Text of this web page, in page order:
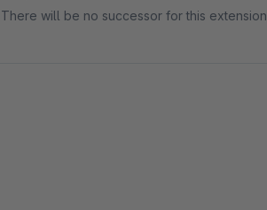
There will be no successor for this extension